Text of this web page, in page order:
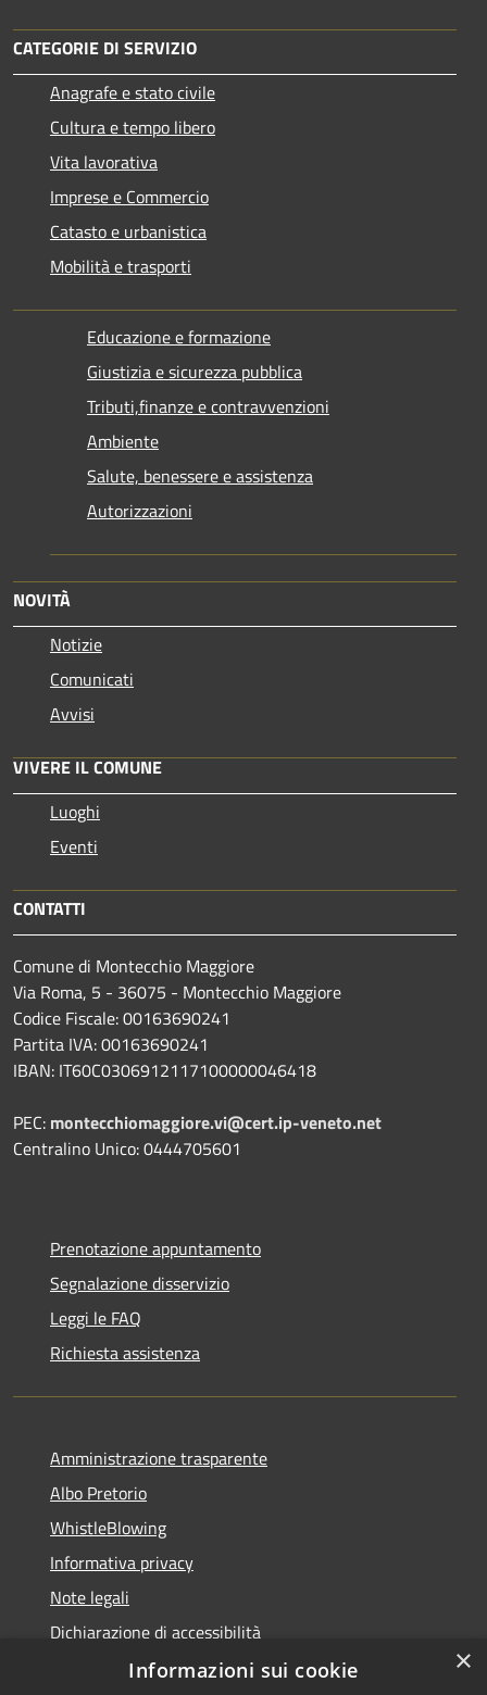
CATEGORIE DI SERVIZIO
Anagrafe e stato civile
Cultura e tempo libero
Vita lavorativa
Imprese e Commercio
Catasto e urbanistica
Mobilità e trasporti
Educazione e formazione
Giustizia e sicurezza pubblica
Tributi,finanze e contravvenzioni
Ambiente
Salute, benessere e assistenza
Autorizzazioni
NOVITÀ
Notizie
Comunicati
Avvisi
VIVERE IL COMUNE
Luoghi
Eventi
CONTATTI
Comune di Montecchio Maggiore
Via Roma, 5 - 36075 - Montecchio Maggiore
Codice Fiscale: 00163690241
Partita IVA: 00163690241
IBAN: IT60C0306912117100000046418
PEC: montecchiomaggiore.vi@cert.ip-veneto.net
Centralino Unico: 0444705601
Prenotazione appuntamento
Segnalazione disservizio
Leggi le FAQ
Richiesta assistenza
Amministrazione trasparente
Albo Pretorio
WhistleBlowing
Informativa privacy
Note legali
Dichiarazione di accessibilità
×
Informazioni sui cookie